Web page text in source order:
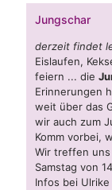
Jungschar
derzeit findet
Eislaufen,
feiern ... die
Erinnerungen
weit über das
wir auch zum
Komm vorbei,
Wir treffen uns
Samstag von
Infos bei